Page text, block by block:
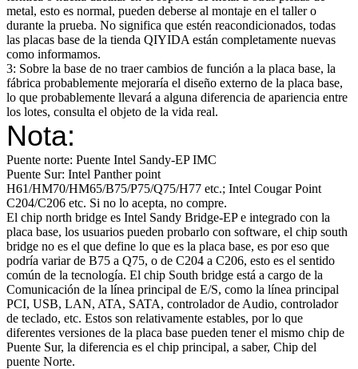
metal, esto es normal, pueden deberse al montaje en el taller o
durante la prueba. No significa que estén reacondicionados, todas
las placas base de la tienda QIYIDA están completamente nuevas
como informamos.
3: Sobre la base de no traer cambios de función a la placa base, la
fábrica probablemente mejoraría el diseño externo de la placa base,
lo que probablemente llevará a alguna diferencia de apariencia entre
los lotes, consulta el objeto de la vida real.
Nota:
Puente norte: Puente Intel Sandy-EP IMC
Puente Sur: Intel Panther point
H61/HM70/HM65/B75/P75/Q75/H77 etc.; Intel Cougar Point
C204/C206 etc. Si no lo acepta, no compre.
El chip north bridge es Intel Sandy Bridge-EP e integrado con la
placa base, los usuarios pueden probarlo con software, el chip south
bridge no es el que define lo que es la placa base, es por eso que
podría variar de B75 a Q75, o de C204 a C206, esto es el sentido
común de la tecnología. El chip South bridge está a cargo de la
Comunicación de la línea principal de E/S, como la línea principal
PCI, USB, LAN, ATA, SATA, controlador de Audio, controlador
de teclado, etc. Estos son relativamente estables, por lo que
diferentes versiones de la placa base pueden tener el mismo chip de
Puente Sur, la diferencia es el chip principal, a saber, Chip del
puente Norte.